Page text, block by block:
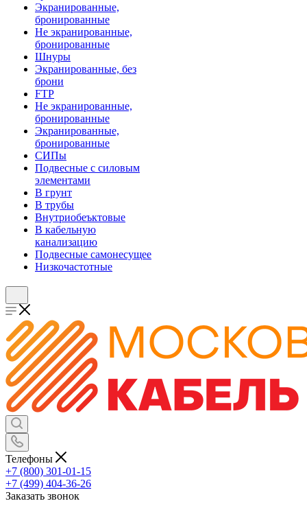
Экранированные,
бронированные
Не экранированные,
бронированные
Шнуры
Экранированные, без
брони
FTP
Не экранированные,
бронированные
Экранированные,
бронированные
СИПы
Подвесные с силовым
элементами
В грунт
В трубы
Внутриобеъктовые
В кабельную
канализацию
Подвесные самонесущее
Низкочастотные
Телефоны
+7 (800) 301-01-15
+7 (499) 404-36-26
Заказать звонок